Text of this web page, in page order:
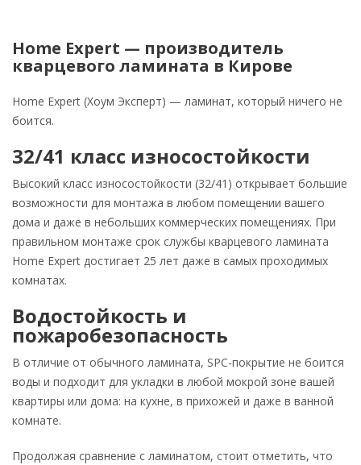
Home Expert — производитель
кварцевого ламината в Кирове
Home Expert (Хоум Эксперт) — ламинат, который ничего не
боится.
32/41 класс износостойкости
Высокий класс износостойкости (32/41) открывает большие
возможности для монтажа в любом помещении вашего
дома и даже в небольших коммерческих помещениях. При
правильном монтаже срок службы кварцевого ламината
Home Expert достигает 25 лет даже в самых проходимых
комнатах.
Водостойкость и
пожаробезопасность
В отличие от обычного ламината, SPC-покрытие не боится
воды и подходит для укладки в любой мокрой зоне вашей
квартиры или дома: на кухне, в прихожей и даже в ванной
комнате.
Продолжая сравнение с ламинатом, стоит отметить, что